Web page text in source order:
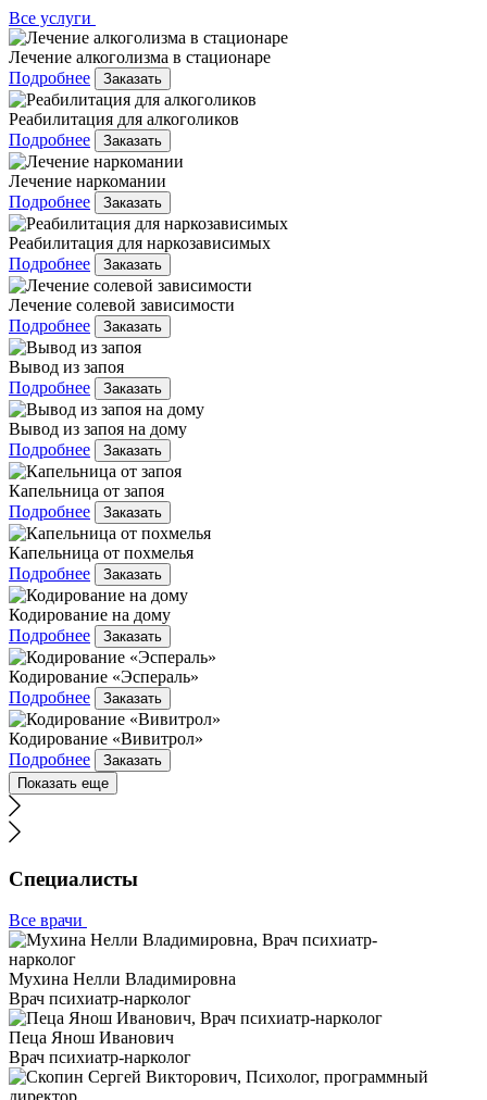
Все услуги
Лечение алкоголизма в стационаре
Подробнее
Заказать
Реабилитация для алкоголиков
Подробнее
Заказать
Лечение наркомании
Подробнее
Заказать
Реабилитация для наркозависимых
Подробнее
Заказать
Лечение солевой зависимости
Подробнее
Заказать
Вывод из запоя
Подробнее
Заказать
Вывод из запоя на дому
Подробнее
Заказать
Капельница от запоя
Подробнее
Заказать
Капельница от похмелья
Подробнее
Заказать
Кодирование на дому
Подробнее
Заказать
Кодирование «Эспераль»
Подробнее
Заказать
Кодирование «Вивитрол»
Подробнее
Заказать
Показать еще
Специалисты
Все врачи
Мухина Нелли Владимировна
Врач психиатр-нарколог
Пеца Янош Иванович
Врач психиатр-нарколог